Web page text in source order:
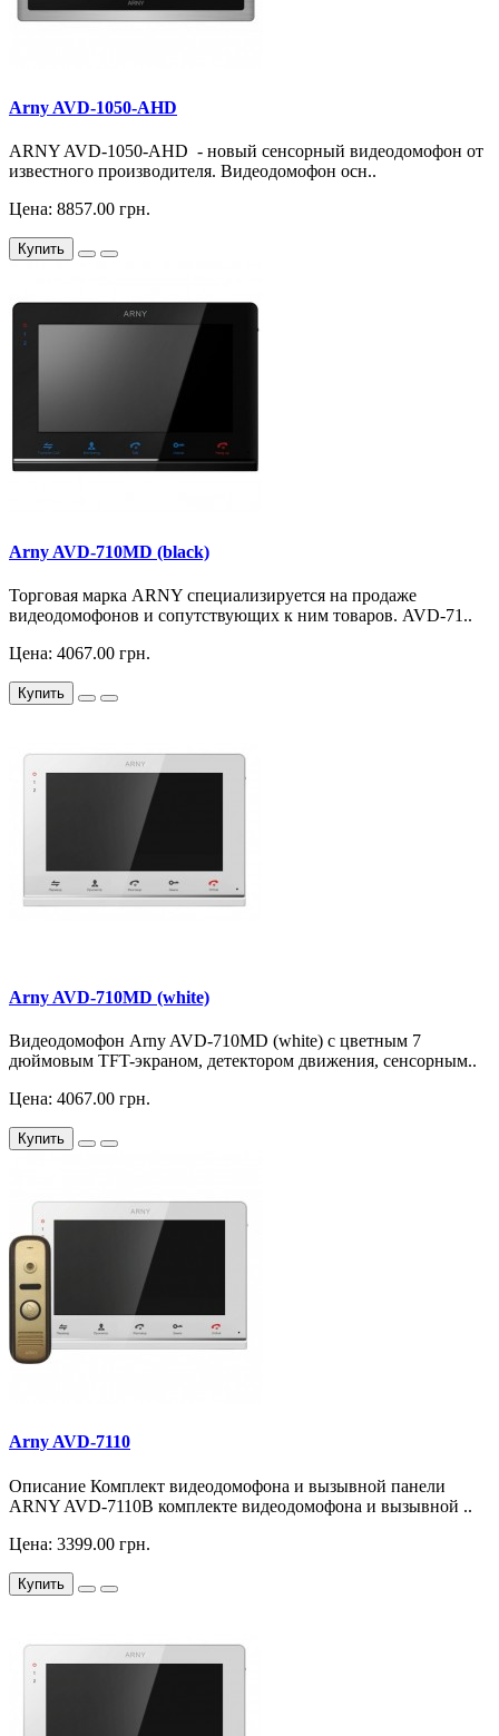
Arny AVD-1050-AHD
ARNY AVD-1050-AHD - новый сенсорный видеодомофон от
известного производителя. Видеодомофон осн..
Цена: 8857.00 грн.
Купить
Arny AVD-710MD (black)
Торговая марка ARNY специализируется на продаже
видеодомофонов и сопутствующих к ним товаров. AVD-71..
Цена: 4067.00 грн.
Купить
Arny AVD-710MD (white)
Видеодомофон Arny AVD-710MD (white) с цветным 7
дюймовым TFT-экраном, детектором движения, сенсорным..
Цена: 4067.00 грн.
Купить
Arny AVD-7110
Описание Комплект видеодомофона и вызывной панели
ARNY AVD-7110В комплекте видеодомофона и вызывной ..
Цена: 3399.00 грн.
Купить